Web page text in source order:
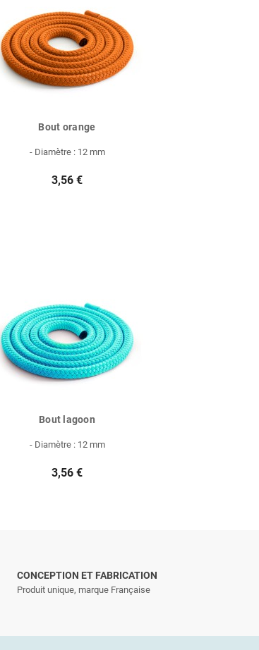
Bout orange
- Diamètre : 12 mm
3,56 €
Bout lagoon
- Diamètre : 12 mm
3,56 €
CONCEPTION ET FABRICATION
Produit unique, marque Française